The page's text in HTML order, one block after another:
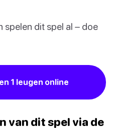
spelen dit spel al – doe
1 leugen online
van dit spel via de